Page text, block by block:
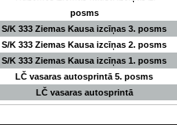
posms
S/K 333 Ziemas Kausa izcīņas 3. posms
S/K 333 Ziemas Kausa izcīņas 2. posms
S/K 333 Ziemas Kausa izcīņas 1. posms
LČ vasaras autosprintā 5. posms
LČ vasaras autosprintā